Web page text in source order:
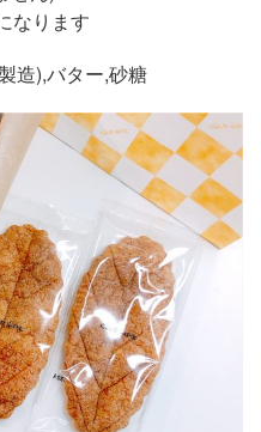
なります
造),バター,砂糖